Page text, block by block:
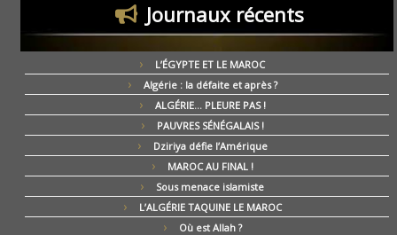
Journaux récents
L’ÉGYPTE ET LE MAROC
Algérie : la défaite et après ?
ALGÉRIE… PLEURE PAS !
PAUVRES SÉNÉGALAIS !
Dziriya défie l’Amérique
MAROC AU FINAL !
Sous menace islamiste
L’ALGÉRIE TAQUINE LE MAROC
Où est Allah ?